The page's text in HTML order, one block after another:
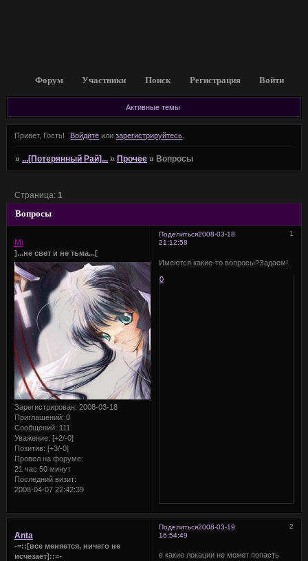
Форум Участники Поиск Регистрация Войти
Активные темы
Привет, Гость! Войдите илизарегистрируйтесь
»...[Потерянный Рай]... » Прочее » Вопросы
Вопросы
Страница:1
Поделиться 1
2008-03-18
21:12:58
Mi
]...не свет и не тьма...[
Зарегистрирован: 2008-03-18
Приглашений: 0
Сообщений: 111
Уважение: [+2/-0]
Позитив: [+3/-0]
Провел на форуме:
21 час 50 минут
Последний визит:
2008-04-07 22:42:39
Имеются какие-то вопросы?Задаем!
0
Поделиться 2
2008-03-19
16:54:49
Anta
-=::[все меняется, ничего не
исчезает]::=-
в какие локации не может попасть